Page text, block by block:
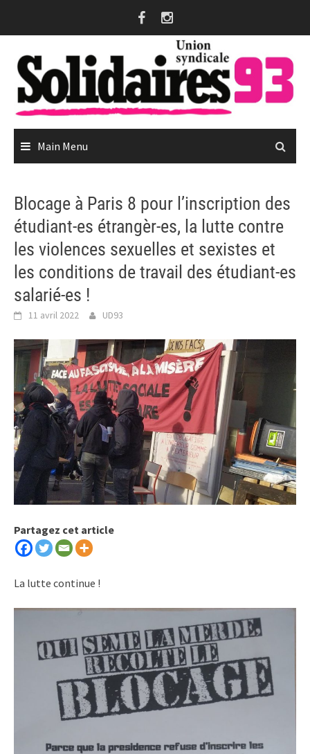
Main Menu
Blocage à Paris 8 pour l’inscription des
étudiant-es étrangèr-es, la lutte contre
les violences sexuelles et sexistes et
les conditions de travail des étudiant-es
salarié-es !
11 avril 2022 UD93
Partagez cet article
La lutte continue !